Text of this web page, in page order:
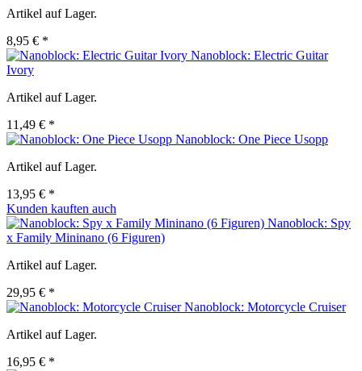
Artikel auf Lager.
8,95 € *
Nanoblock: Electric Guitar
Ivory
Artikel auf Lager.
11,49 € *
Nanoblock: One Piece Usopp
Artikel auf Lager.
13,95 € *
Kunden kauften auch
Nanoblock: Spy
x Family Mininano (6 Figuren)
Artikel auf Lager.
29,95 € *
Nanoblock: Motorcycle Cruiser
Artikel auf Lager.
16,95 € *